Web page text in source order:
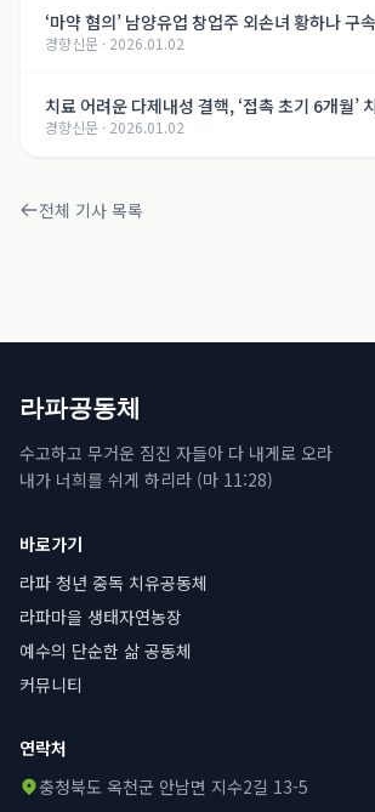
‘마약 혐의’ 남양유업 창업주 외손녀 황하나 구
경향신문 · 2026.01.02
치료 어려운 다제내성 결핵, ‘접촉 초기 6개월’
제
경향신문 · 2026.01.02
전체 기사 목록
라파공동체
수고하고 무거운 짐진 자들아 다 내게로 오라
내가 너희를 쉬게 하리라 (마 11:28)
바로가기
라파 청년 중독 치유공동체
라파마을 생태자연농장
예수의 단순한 삶 공동체
커뮤니티
연락처
충청북도 옥천군 안남면 지수2길 13-5